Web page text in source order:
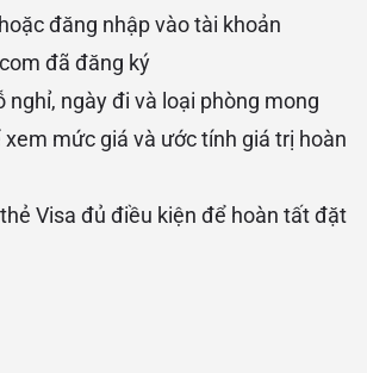
đăng nhập vào tài khoản
đã đăng ký
nghỉ, ngày đi và loại phòng mong
xem mức giá và ước tính giá trị hoàn
Visa đủ điều kiện để hoàn tất đặt